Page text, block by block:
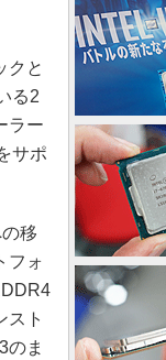
クと
る2
ラー
サポ
移
フォ
スト
のま